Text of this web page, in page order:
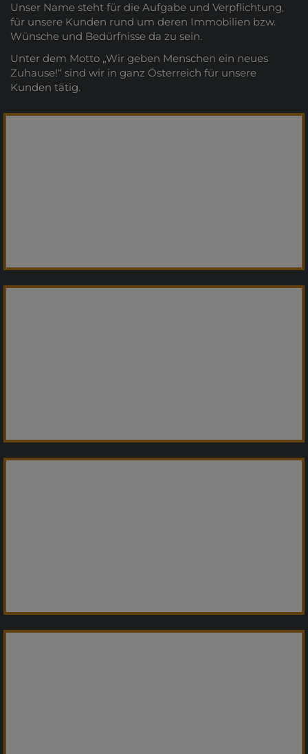
Unser Name steht für die Aufgabe und Verpflichtung,
für unsere Kunden rund um deren Immobilien bzw.
Wünsche und Bedürfnisse da zu sein.
Unter dem Motto „Wir geben Menschen ein neues
Zuhause!“ sind wir in ganz Österreich für unsere
Kunden tätig.